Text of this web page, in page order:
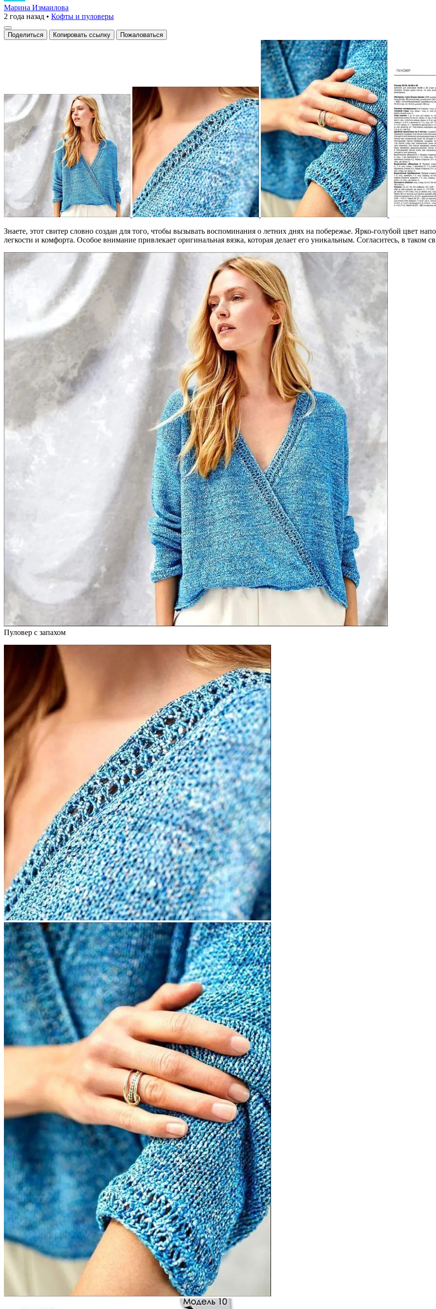
который
заставляет
мечтать
Марина Измаилова
2 года назад • Кофты и пуловеры
Поделиться Копировать ссылку Пожаловаться
Знаете, этот свитер словно создан для того, чтобы вызывать воспоминания о летних днях на побережье. Ярко-голубой цвет
легкости и комфорта. Особое внимание привлекает оригинальная вязка, которая делает его уникальным. Согласитесь, в таком
Пуловер с запахом